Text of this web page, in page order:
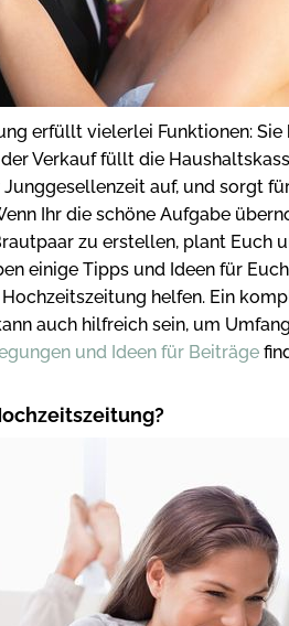
erfüllt vielerlei Funktionen:
Verkauf füllt die
auf, und sorgt
Ihr die schöne Aufgabe
zu erstellen, plant Euch
einige Tipps und Ideen für
helfen. Ein
auch hilfreich sein, um
und Ideen für Beiträge